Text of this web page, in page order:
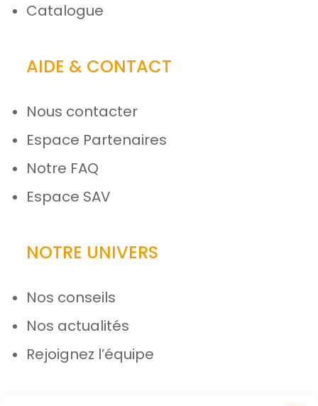
Catalogue
AIDE & CONTACT
Nous contacter
Espace Partenaires
Notre FAQ
Espace SAV
NOTRE UNIVERS
Nos conseils
Nos actualités
Rejoignez l’équipe